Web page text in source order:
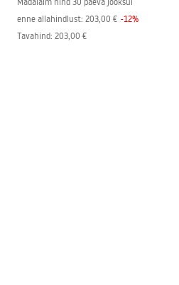
enne allahindlust: 203,00 € -12%
Tavahind: 203,00 €